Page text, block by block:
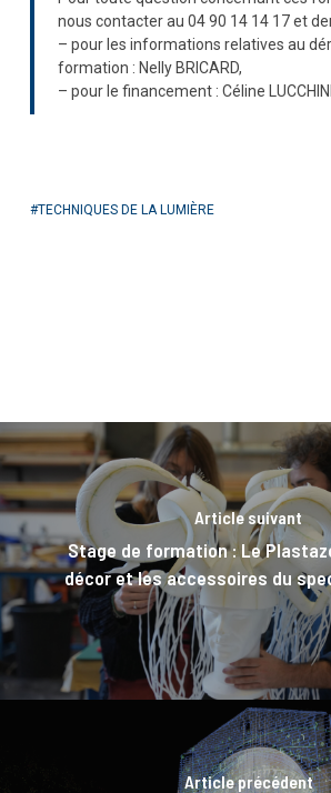
nous contacter au 04 90 14 14 17 et
– pour les informations relatives au
formation : Nelly BRICARD,
– pour le financement : Céline LUCCHINI.
TECHNIQUES DE LA LUMIÈRE
Article suivant
Stage de formation : Le
décor et les accessoires du
Article précédent